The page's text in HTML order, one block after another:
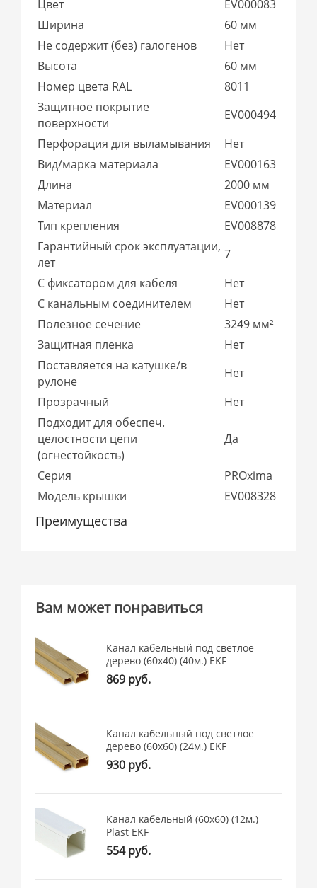
Цвет
EV000083
Ширина
60 мм
Не содержит (без) галогенов
Нет
Высота
60 мм
Номер цвета RAL
8011
Защитное покрытие
поверхности
EV000494
Перфорация для выламывания
Нет
Вид/марка материала
EV000163
Длина
2000 мм
Материал
EV000139
Тип крепления
EV008878
Гарантийный срок эксплуатации,
лет
7
С фиксатором для кабеля
Нет
С канальным соединителем
Нет
Полезное сечение
3249 мм²
Защитная пленка
Нет
Поставляется на катушке/в
рулоне
Нет
Прозрачный
Нет
Подходит для обеспеч.
целостности цепи
(огнестойкость)
Да
Серия
PROxima
Модель крышки
EV008328
Преимущества
Вам может понравиться
Канал кабельный под светлое
дерево (60х40) (40м.) EKF
869 руб.
Канал кабельный под светлое
дерево (60х60) (24м.) EKF
930 руб.
Канал кабельный (60х60) (12м.)
Plast EKF
554 руб.